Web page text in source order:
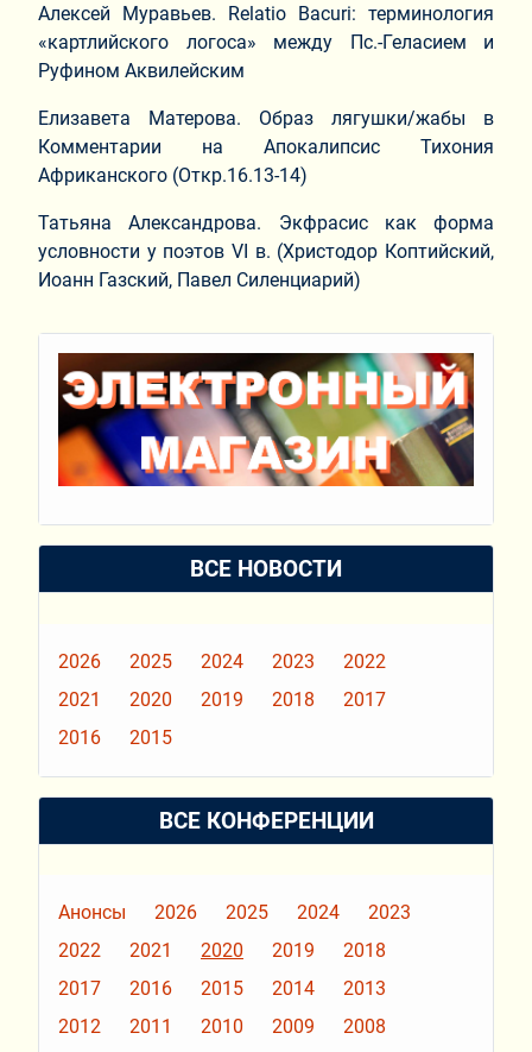
Алексей Муравьев. Relatio Bacuri: терминология
«картлийского логоса» между Пс.-Геласием и
Руфином Аквилейским
Елизавета Матерова. Образ лягушки/жабы в
Комментарии на Апокалипсис Тихония
Африканского (Откр.16.13-14)
Татьяна Александрова. Экфрасис как форма
условности у поэтов VI в. (Христодор Коптийский,
Иоанн Газский, Павел Силенциарий)
ВСЕ НОВОСТИ
2026 2025 2024 2023
2022
2021
2020 2019 2018
2017
2016
2015
ВСЕ КОНФЕРЕНЦИИ
Анонсы 2026 2025 2024
2023
2022
2021 2020 2019
2018
2017
2016 2015 2014
2013
2012
2011 2010 2009
2008